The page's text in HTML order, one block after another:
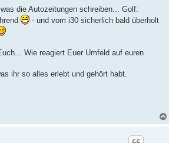
die Autozeitungen schreiben... Golf:
- und vom i30 sicherlich bald überholt
Wie reagiert Euer Umfeld auf euren
ihr so alles erlebt und gehört habt.